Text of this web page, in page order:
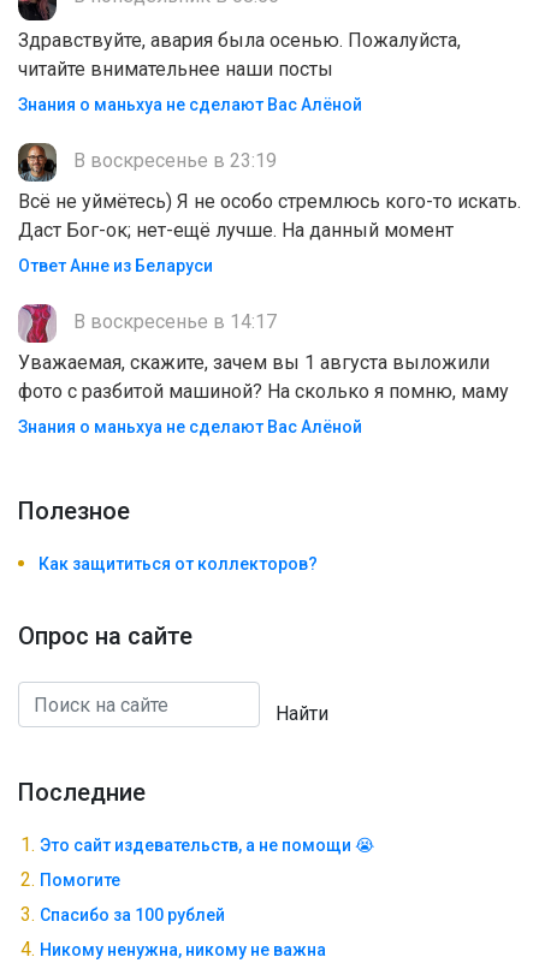
Здравствуйте, авария была осенью. Пожалуйста,
читайте внимательнее наши посты
Знания о маньхуа не сделают Вас Алëной
В воскресенье в 23:19
Всё не уймётесь) Я не особо стремлюсь кого-то искать.
Даст Бог-ок; нет-ещё лучше. На данный момент
Ответ Анне из Беларуси
В воскресенье в 14:17
Уважаемая, скажите, зачем вы 1 августа выложили
фото с разбитой машиной? На сколько я помню, маму
Знания о маньхуа не сделают Вас Алëной
Полезноe
Как защититься от коллекторов?
Опрос на сайте
Найти
Последние
Это сайт издевательств, а не помощи 😭
Помогите
Спасибо за 100 рублей
Никому ненужна, никому не важна